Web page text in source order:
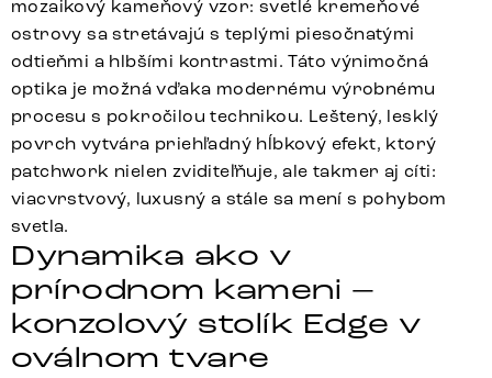
mozaikový kameňový vzor: svetlé kremeňové
ostrovy sa stretávajú s teplými piesočnatými
odtieňmi a hlbšími kontrastmi. Táto výnimočná
optika je možná vďaka modernému výrobnému
procesu s pokročilou technikou. Leštený, lesklý
povrch vytvára priehľadný hĺbkový efekt, ktorý
patchwork nielen zviditeľňuje, ale takmer aj cíti:
viacvrstvový, luxusný a stále sa mení s pohybom
svetla.
Dynamika ako v
prírodnom kameni –
konzolový stolík Edge v
oválnom tvare